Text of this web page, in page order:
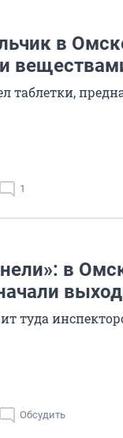
в
таблетки,
1
в
туда
Обсудить